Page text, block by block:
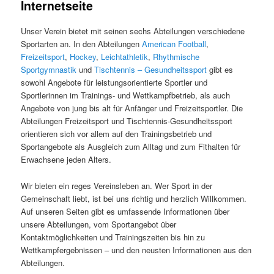
Internetseite
Unser Verein bietet mit seinen sechs Abteilungen verschiedene
Sportarten an. In den AbteilungenAmerican Football,
Freizeitsport, Hockey, Leichtathletik, Rhythmische
Sportgymnastik undTischtennis – Gesundheitssport gibt es
sowohl Angebote für leistungsorientierte Sportler und
Sportlerinnen im Trainings- und Wettkampfbetrieb, als auch
Angebote von jung bis alt für Anfänger und Freizeitsportler. Die
Abteilungen Freizeitsport und Tischtennis-Gesundheitssport
orientieren sich vor allem auf den Trainingsbetrieb und
Sportangebote als Ausgleich zum Alltag und zum Fithalten für
Erwachsene jeden Alters.
Wir bieten ein reges Vereinsleben an. Wer Sport in der
Gemeinschaft liebt, ist bei uns richtig und herzlich Willkommen.
Auf unseren Seiten gibt es umfassende Informationen über
unsere Abteilungen, vom Sportangebot über
Kontaktmöglichkeiten und Trainingszeiten bis hin zu
Wettkampfergebnissen – und den neusten Informationen aus den
Abteilungen.